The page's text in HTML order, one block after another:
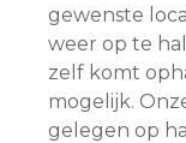
gewenste
weer op te
zelf komt
mogelijk.
gelegen op